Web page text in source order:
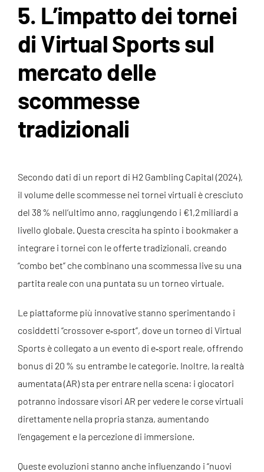
5. L’impatto dei tornei
di Virtual Sports sul
mercato delle
scommesse
tradizionali
Secondo dati di un report di H2 Gambling Capital (2024),
il volume delle scommesse nei tornei virtuali è cresciuto
del 38 % nell’ultimo anno, raggiungendo i €1,2 miliardi a
livello globale. Questa crescita ha spinto i bookmaker a
integrare i tornei con le offerte tradizionali, creando
“combo bet” che combinano una scommessa live su una
partita reale con una puntata su un torneo virtuale.
Le piattaforme più innovative stanno sperimentando i
cosiddetti “crossover e‑sport”, dove un torneo di Virtual
Sports è collegato a un evento di e‑sport reale, offrendo
bonus di 20 % su entrambe le categorie. Inoltre, la realtà
aumentata (AR) sta per entrare nella scena: i giocatori
potranno indossare visori AR per vedere le corse virtuali
direttamente nella propria stanza, aumentando
l’engagement e la percezione di immersione.
Queste evoluzioni stanno anche influenzando i “nuovi